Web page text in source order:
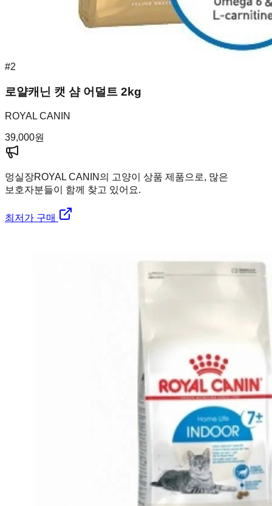
#2
로얄캐닌 캣 샴 어덜트 2kg
ROYAL CANIN
39,000원
멍실장ROYAL CANIN의 고양이 상품 제품으로, 많은
보호자분들이 함께 찾고 있어요.
최저가 구매